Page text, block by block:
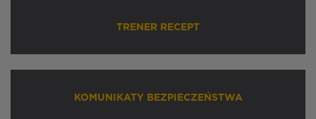
TRENER RECEPT
KOMUNIKATY BEZPIECZEŃSTWA